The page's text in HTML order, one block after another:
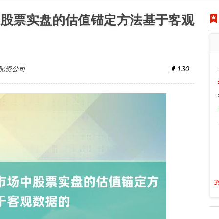
票实盘的估值锚定方法基于客观
资公司 130